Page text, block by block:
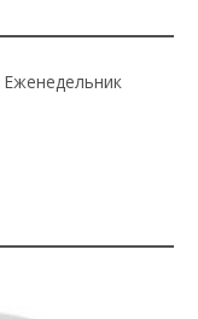
Еженедельник